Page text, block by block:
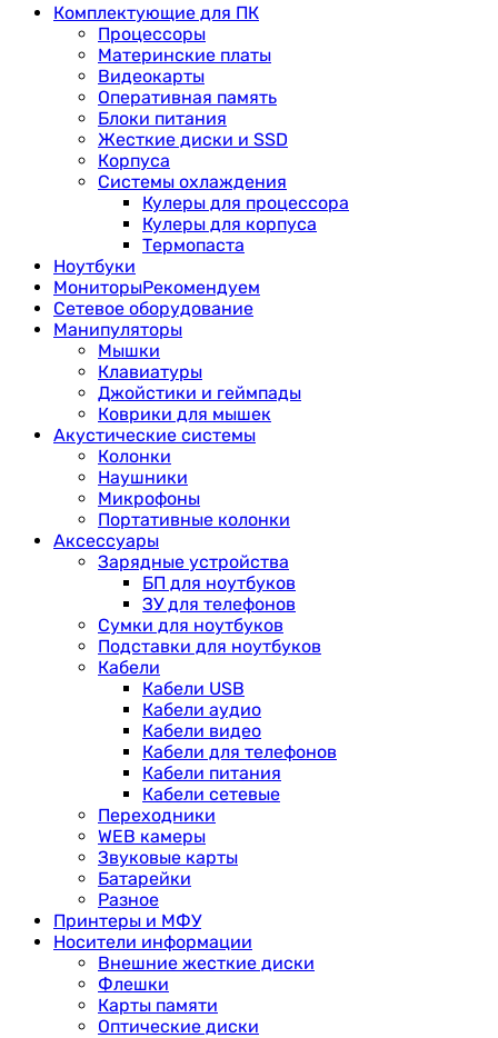
Комплектующие для ПК
Процессоры
Материнские платы
Видеокарты
Оперативная память
Блоки питания
Жесткие диски и SSD
Корпуса
Системы охлаждения
Кулеры для процессора
Кулеры для корпуса
Термопаста
Ноутбуки
МониторыРекомендуем
Сетевое оборудование
Манипуляторы
Мышки
Клавиатуры
Джойстики и геймпады
Коврики для мышек
Акустические системы
Колонки
Наушники
Микрофоны
Портативные колонки
Аксессуары
Зарядные устройства
БП для ноутбуков
ЗУ для телефонов
Сумки для ноутбуков
Подставки для ноутбуков
Кабели
Кабели USB
Кабели аудио
Кабели видео
Кабели для телефонов
Кабели питания
Кабели сетевые
Переходники
WEB камеры
Звуковые карты
Батарейки
Разное
Принтеры и МФУ
Носители информации
Внешние жесткие диски
Флешки
Карты памяти
Оптические диски